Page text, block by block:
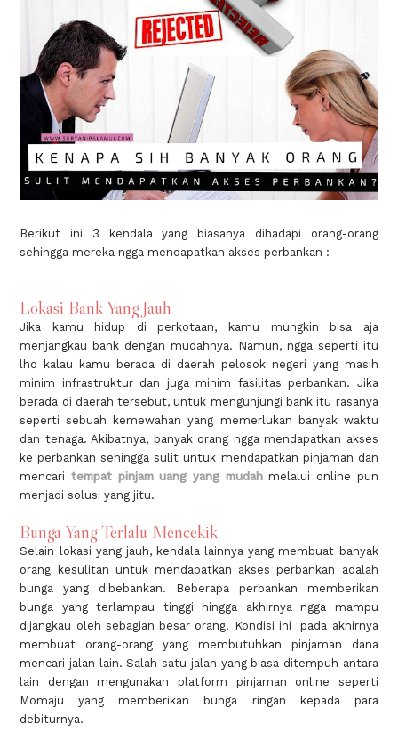
Berikut ini 3 kendala yang biasanya dihadapi orang-orang
sehingga mereka ngga mendapatkan akses perbankan :
Lokasi Bank Yang Jauh
Jika kamu hidup di perkotaan, kamu mungkin bisa aja
menjangkau bank dengan mudahnya. Namun, ngga seperti itu
lho kalau kamu berada di daerah pelosok negeri yang masih
minim infrastruktur dan juga minim fasilitas perbankan. Jika
berada di daerah tersebut, untuk mengunjungi bank itu rasanya
seperti sebuah kemewahan yang memerlukan banyak waktu
dan tenaga. Akibatnya, banyak orang ngga mendapatkan akses
ke perbankan sehingga sulit untuk mendapatkan pinjaman dan
mencaritempat pinjam uang yang mudahmelalui online pun
menjadi solusi yang jitu.
Bunga Yang Terlalu Mencekik
Selain lokasi yang jauh, kendala lainnya yang membuat banyak
orang kesulitan untuk mendapatkan akses perbankan adalah
bunga yang dibebankan. Beberapa perbankan memberikan
bunga yang terlampau tinggi hingga akhirnya ngga mampu
dijangkau oleh sebagian besar orang. Kondisi ini pada akhirnya
membuat orang-orang yang membutuhkan pinjaman dana
mencari jalan lain. Salah satu jalan yang biasa ditempuh antara
lain dengan mengunakan platform pinjaman online seperti
Momaju yang memberikan bunga ringan kepada para
debiturnya.